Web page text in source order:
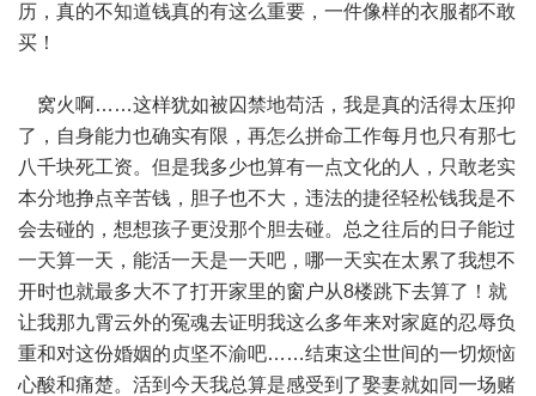
历，真的不知道钱真的有这么重要，一件像样的衣服都不敢
买！
窝火啊……这样犹如被囚禁地苟活，我是真的活得太压抑
了，自身能力也确实有限，再怎么拼命工作每月也只有那七
八千块死工资。但是我多少也算有一点文化的人，只敢老实
本分地挣点辛苦钱，胆子也不大，违法的捷径轻松钱我是不
会去碰的，想想孩子更没那个胆去碰。总之往后的日子能过
一天算一天，能活一天是一天吧，哪一天实在太累了我想不
开时也就最多大不了打开家里的窗户从8楼跳下去算了！就
让我那九霄云外的冤魂去证明我这么多年来对家庭的忍辱负
重和对这份婚姻的贞坚不渝吧……结束这尘世间的一切烦恼
心酸和痛楚。活到今天我总算是感受到了娶妻就如同一场赌